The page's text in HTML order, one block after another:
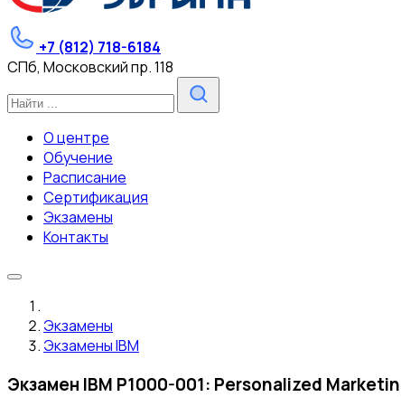
+7 (812) 718-6184
СПб, Московский пр. 118
О центре
Обучение
Расписание
Сертификация
Экзамены
Контакты
Экзамены
Экзамены IBM
Экзамен IBM P1000-001: Personalized